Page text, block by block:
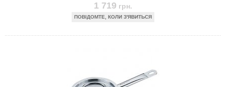
1 719 грн.
ПОВІДОМТЕ, КОЛИ З'ЯВИТЬСЯ